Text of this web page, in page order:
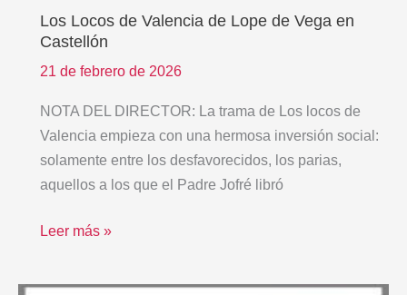
Los Locos de Valencia de Lope de Vega en
Castellón
21 de febrero de 2026
NOTA DEL DIRECTOR: La trama de Los locos de
Valencia empieza con una hermosa inversión social:
solamente entre los desfavorecidos, los parias,
aquellos a los que el Padre Jofré libró
Los
Locos
de
de
Lope
de
Vega
Leer más »